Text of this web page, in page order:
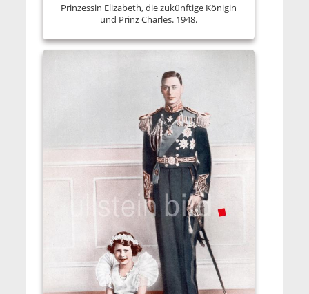
Prinzessin Elizabeth, die zukünftige Königin
und Prinz Charles. 1948.